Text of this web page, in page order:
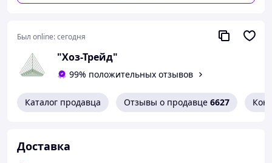
Был online:сегодня
"Хоз-Трейд"
99% положительных отзывов
Каталог продавца Отзывы о продавце 6627
Доставка